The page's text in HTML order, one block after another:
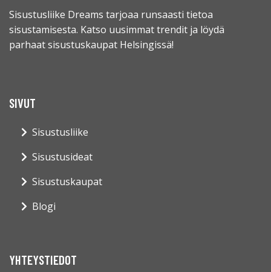
Sisustusliike Dreams tarjoaa runsaasti tietoa
sisustamisesta. Katso uusimmat trendit ja löydä
parhaat sisustuskaupat Helsingissä!
SIVUT
Sisustusliike
Sisustusideat
Sisustuskaupat
Blogi
YHTEYSTIEDOT